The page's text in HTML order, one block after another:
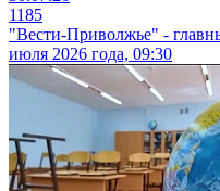
1185
"Вести-Приволжье" -
июля 2026 года, 09:30